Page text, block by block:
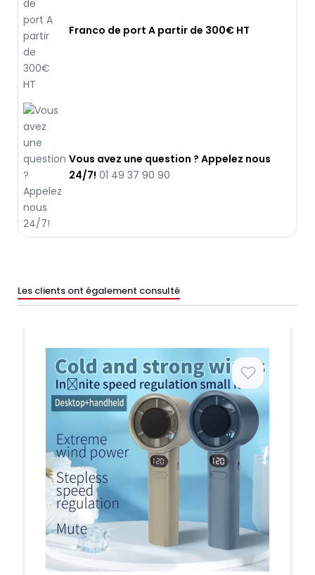
Franco de port A partir de 300€ HT
Vous avez une question ? Appelez nous
24/7! 01 49 37 90 90
Les clients ont également consulté
Prix